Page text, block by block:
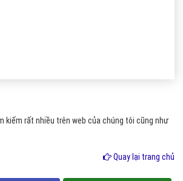
kiếm rất nhiều trên web của chúng tôi cũng như
Quay lại trang chủ